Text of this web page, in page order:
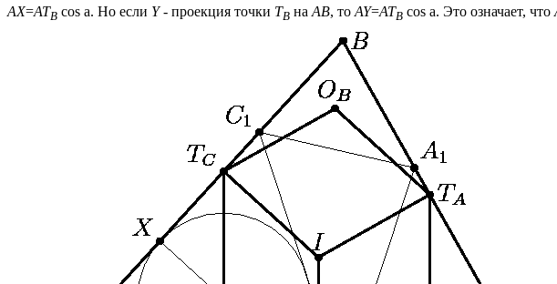
AX=ATB cos a. Но если Y- проекция точки TB на AB, то AY=ATB cos a. Это означает, что